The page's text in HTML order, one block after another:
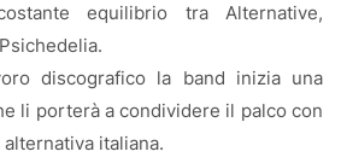
equilibrio tra Alternative,
Psichedelia.
discografico la band inizia una
li porterà a condividere il palco con
italiana.